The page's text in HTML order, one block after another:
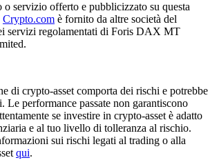
servizio offerto e pubblicizzato su questa
Crypto.com è fornito da altre società del
servizi regolamentati di Foris DAX MT
di crypto-asset comporta dei rischi e potrebbe
Le performance passate non garantiscono
se investire in crypto-asset è adatto
e al tuo livello di tolleranza al rischio.
sui rischi legati al trading o alla
qui.